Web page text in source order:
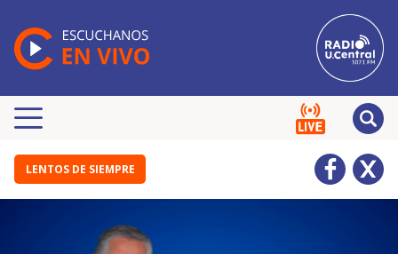
LENTOS DE SIEMPRE